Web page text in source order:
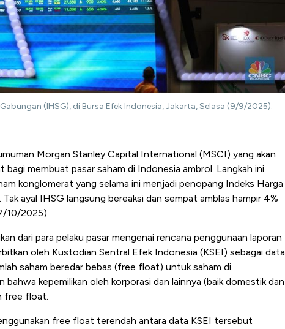
(IHSG), di Bursa Efek Indonesia, Jakarta, Selasa (9/9/2025).
Morgan Stanley Capital International (MSCI) yang akan
bagi membuat pasar saham di Indonesia ambrol. Langkah ini
konglomerat yang selama ini menjadi penopang Indeks Harga
ayal IHSG langsung bereaksi dan sempat amblas hampir 4%
10/2025).
dari para pelaku pasar mengenai rencana penggunaan laporan
oleh Kustodian Sentral Efek Indonesia (KSEI) sebagai data
saham beredar bebas (free float) untuk saham di
bahwa kepemilikan oleh korporasi dan lainnya (baik domestik dan
free float.
free float terendah antara data KSEI tersebut